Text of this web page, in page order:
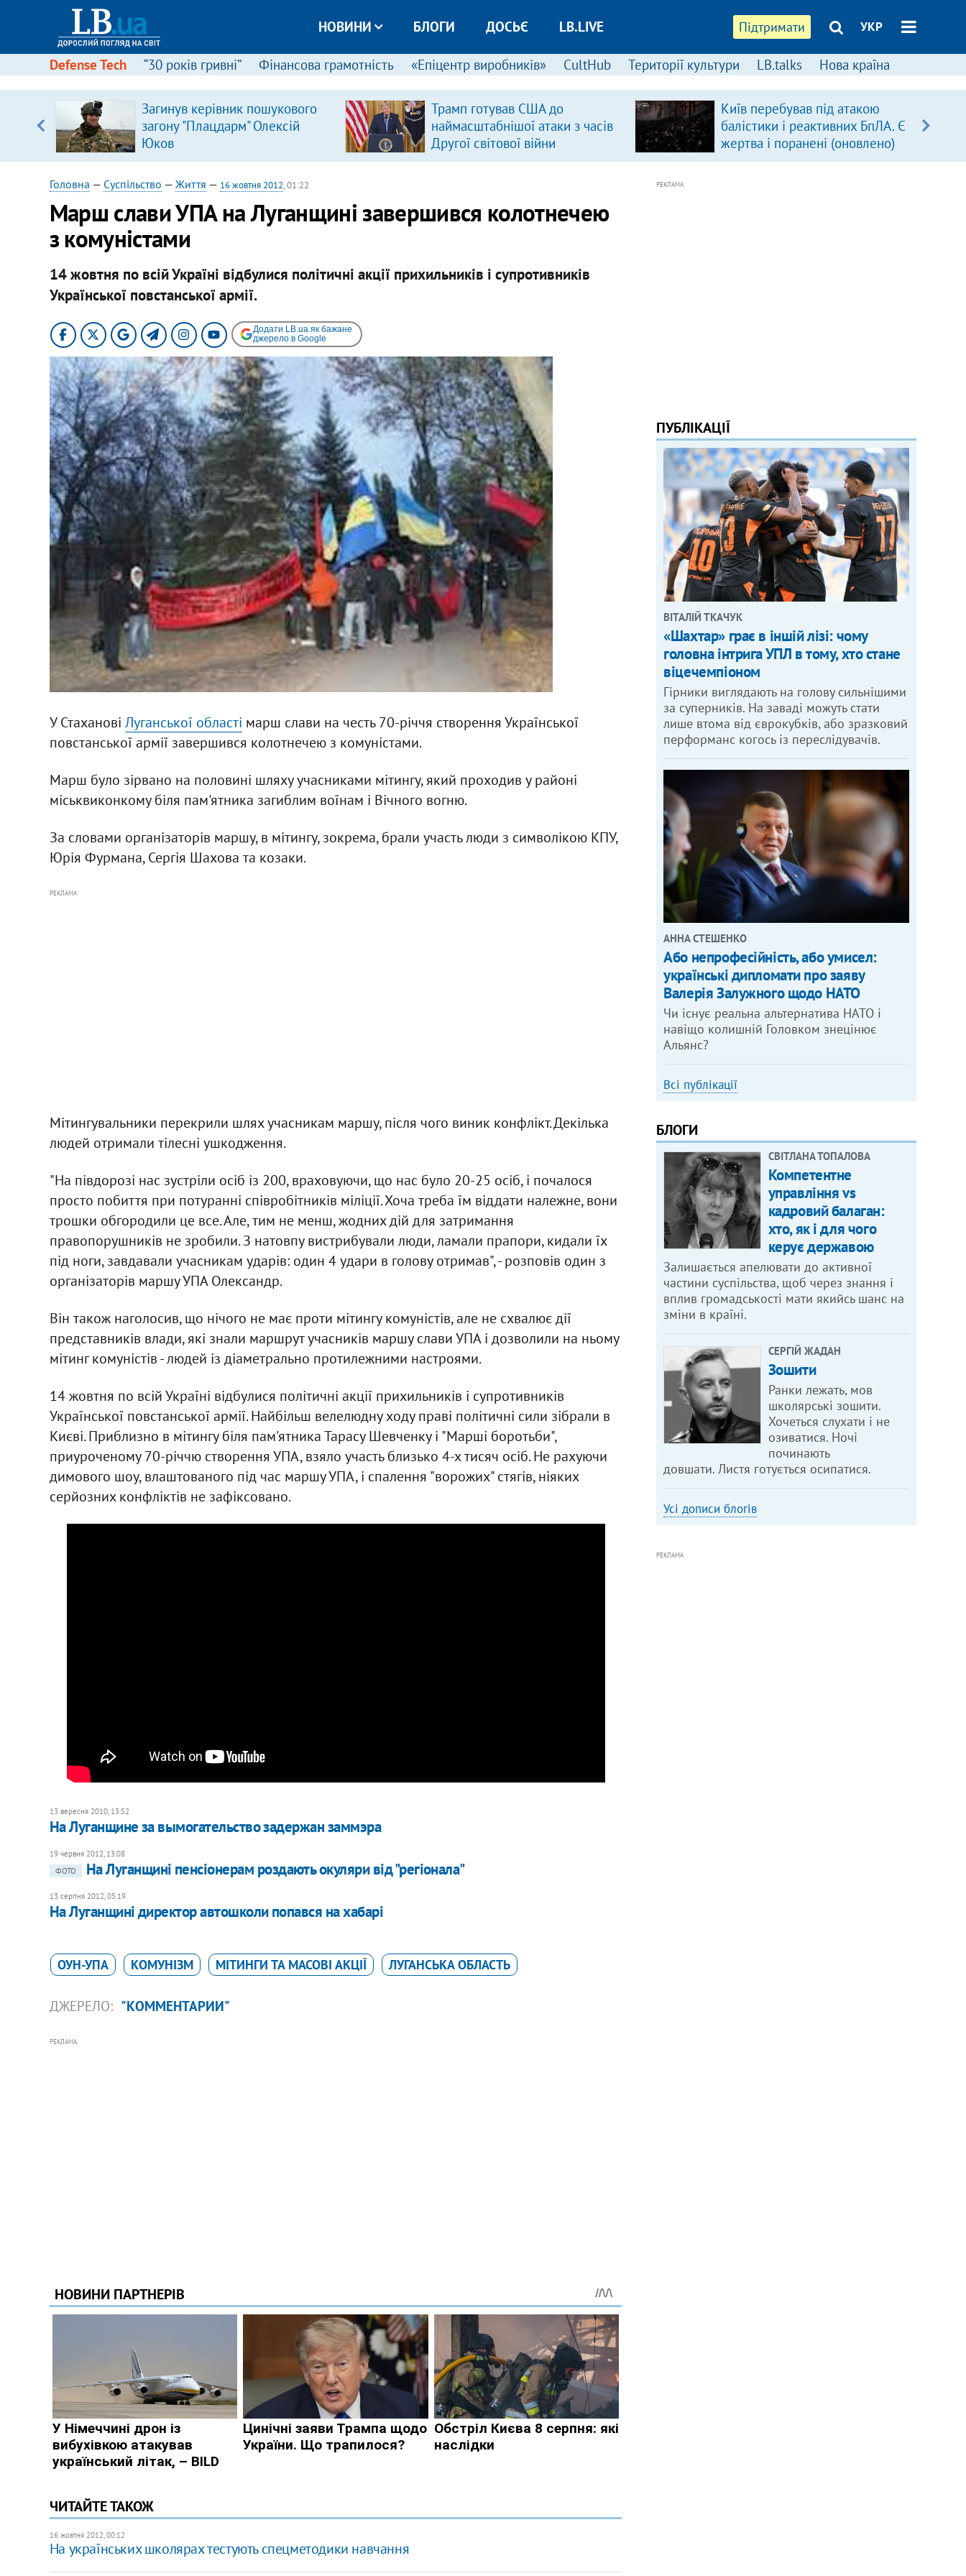
Підтримати УКР
НОВИНИ БЛОГИ ДОСЬЄ LB.LIVE
Defense Tech “30 років гривні” Фінансова грамотність «Епіцентр виробників» CultHub Території культури LB.talks Нова країна
Загинув керівник пошукового
загону "Плацдарм" Олексій
Юков
Трамп готував США до
наймасштабнішої атаки з часів
Другої світової війни
Київ перебував під атакою
балістики і реактивних БпЛА. Є
жертва і поранені (оновлено)
Головна — Суспільство — Життя — 16 жовтня 2012, 01:22
Марш слави УПА на Луганщині завершився колотнечею
з комуністами
14 жовтня по всій Україні відбулися політичні акції прихильників і супротивників
Української повстанської армії.
Додати LB.ua як бажане
джерело в Google
У Стаханові Луганської області марш слави на честь 70-річчя створення Української
повстанської армії завершився колотнечею з комуністами.
Марш було зірвано на половині шляху учасниками мітингу, який проходив у районі
міськвиконкому біля пам'ятника загиблим воїнам і Вічного вогню.
За словами організаторів маршу, в мітингу, зокрема, брали участь люди з символікою КПУ,
Юрія Фурмана, Сергія Шахова та козаки.
РЕКЛАМА
Мітингувальники перекрили шлях учасникам маршу, після чого виник конфлікт. Декілька
людей отримали тілесні ушкодження.
"На півдорозі нас зустріли осіб із 200, враховуючи, що нас було 20-25 осіб, і почалося
просто побиття при потуранні співробітників міліції. Хоча треба їм віддати належне, вони
трошки обгородили це все. Але, тим не менш, жодних дій для затримання
правопорушників не зробили. З натовпу вистрибували люди, ламали прапори, кидали їх
під ноги, завдавали учасникам ударів: один 4 удари в голову отримав", - розповів один з
організаторів маршу УПА Олександр.
Він також наголосив, що нічого не має проти мітингу комуністів, але не схвалює дії
представників влади, які знали маршрут учасників маршу слави УПА і дозволили на ньому
мітинг комуністів - людей із діаметрально протилежними настроями.
14 жовтня по всій Україні відбулися політичні акції прихильників і супротивників
Української повстанської армії. Найбільш велелюдну ходу праві політичні сили зібрали в
Києві. Приблизно в мітингу біля пам'ятника Тарасу Шевченку і "Марші боротьби",
приуроченому 70-річчю створення УПА, взяло участь близько 4-х тисяч осіб. Не рахуючи
димового шоу, влаштованого під час маршу УПА, і спалення "ворожих" стягів, ніяких
серйозних конфліктів не зафіксовано.
13 вересня 2010, 13:52
На Луганщине за вымогательство задержан заммэра
19 червня 2012, 13:08
ФОТО
На Луганщині пенсіонерам роздають окуляри від "регіонала"
13 серпня 2012, 05:19
На Луганщині директор автошколи попався на хабарі
ОУН-УПА КОМУНІЗМ МІТИНГИ ТА МАСОВІ АКЦІЇ ЛУГАНСЬКА ОБЛАСТЬ
ДЖЕРЕЛО: "КОММЕНТАРИИ"
РЕКЛАМА
ЧИТАЙТЕ ТАКОЖ
16 жовтня 2012, 00:12
На українських школярах тестують спецметодики навчання
РЕКЛАМА
ПУБЛІКАЦІЇ
ВІТАЛІЙ ТКАЧУК
«Шахтар» грає в іншій лізі: чому
головна інтрига УПЛ в тому, хто стане
віцечемпіоном
Гірники виглядають на голову сильнішими
за суперників. На заваді можуть стати
лише втома від єврокубків, або зразковий
перформанс когось із переслідувачів.
АННА СТЕШЕНКО
Або непрофесійність, або умисел:
українські дипломати про заяву
Валерія Залужного щодо НАТО
Чи існує реальна альтернатива НАТО і
навіщо колишній Головком знецінює
Альянс?
Всі публікації
БЛОГИ
СВІТЛАНА ТОПАЛОВА
Компетентне
управління vs
кадровий балаган:
хто, як і для чого
керує державою
Залишається апелювати до активної
частини суспільства, щоб через знання і
вплив громадськості мати якийсь шанс на
зміни в країні.
СЕРГІЙ ЖАДАН
Зошити
Ранки лежать, мов
школярські зошити.
Хочеться слухати і не
озиватися. Ночі
починають
довшати. Листя готується осипатися.
Усі дописи блогів
РЕКЛАМА